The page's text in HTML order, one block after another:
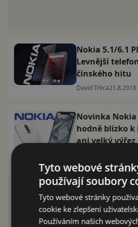
Nokia 5.1/6.1
Levnější
čínského hitu
David Trlica21.8.2018
Novinka Nokia
hodně blízko k
ani velký výřez
Tyto webové
používají soubory
Tyto webové stránky
cookie ke zlepšení
Používáním našich